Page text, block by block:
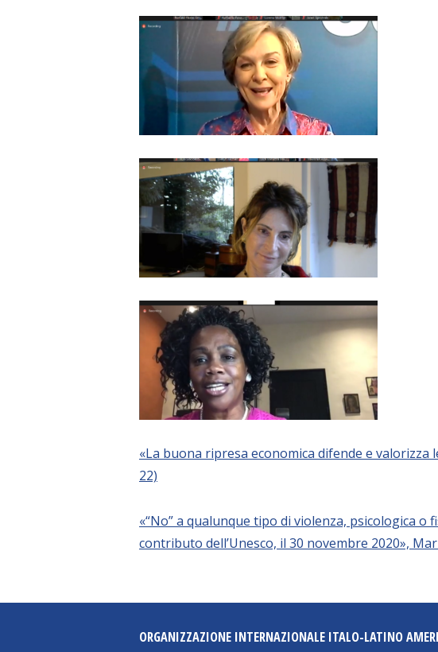
«La buona ripresa economica difende e
22)
«“No” a qualunque tipo di violenza, psicologica
contributo dell’Unesco, il 30 novembre 2020»,
ORGANIZZAZIONE INTERNAZIONALE ITALO-LATINO